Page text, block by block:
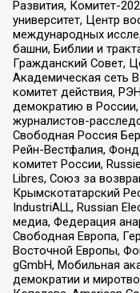
Развития, Комитет-
университет, Центр
международных
башни, Библии и
Гражданский Совет,
Академическая сеть
комитет действия,
демократию в
журналистов-
Свободная Россия
Рейн-Вестфалия,
комитет России,
Libres, Союз за
Крымскотатарский
IndustriALL, Russian
медиа, Федерация
Свободная Европа,
Восточной Европы,
gGmbH, Мобильная
демократии и